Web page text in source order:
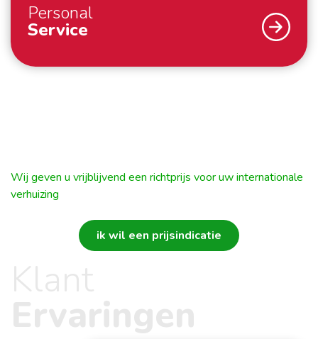
melkproducten, verse voedingsmiddelen,
groenten en fruit, genetisch
Voor al uw vragen over uw internationale
verhuizing kunt u terecht bij uw persoonlijke Move
Manager. Want als betrokken specialisten
begeleiden wij uw verhuizing naar Singapore en
Personal
Service
Een internationale verhuizing – wij begrijpen dat u dat
Manager regelt alle zaken voor u tijdens en rondom
uw verhuizing. Hij houdt u op de hoogte van de status
van uw verhuizing en is uw vaste aanspreekpunt. Zo
weet u altijd bij wie u terecht kunt met uw vragen en
Wij geven u vrijblijvend een richtprijs voor uw internationale
verhuizing
ik wil een prijsindicatie